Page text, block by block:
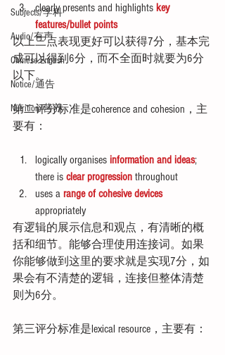
Subjects/学科
Audio/有声
Chinese English
Notice/通告
Nutrition/营养
clearly presents and highlights key
features/bullet points
以上三点表现更好可以获得7分，基本完
成可以得到6分，而不全面时就要为6分
以下。
第二评分标准是coherence and cohesion，主
要有：
logically organises information and ideas;
there is clear progression throughout
uses a range of cohesive devices
appropriately
有逻辑的展示信息和观点，有清晰的概
括和细节。能够合理使用连接词。如果
你能够做到这里的要求就是实现7分，如
果会有不清楚的逻辑，连接但整体清楚
则为6分。
第三评分标准是lexical resource，主要有：